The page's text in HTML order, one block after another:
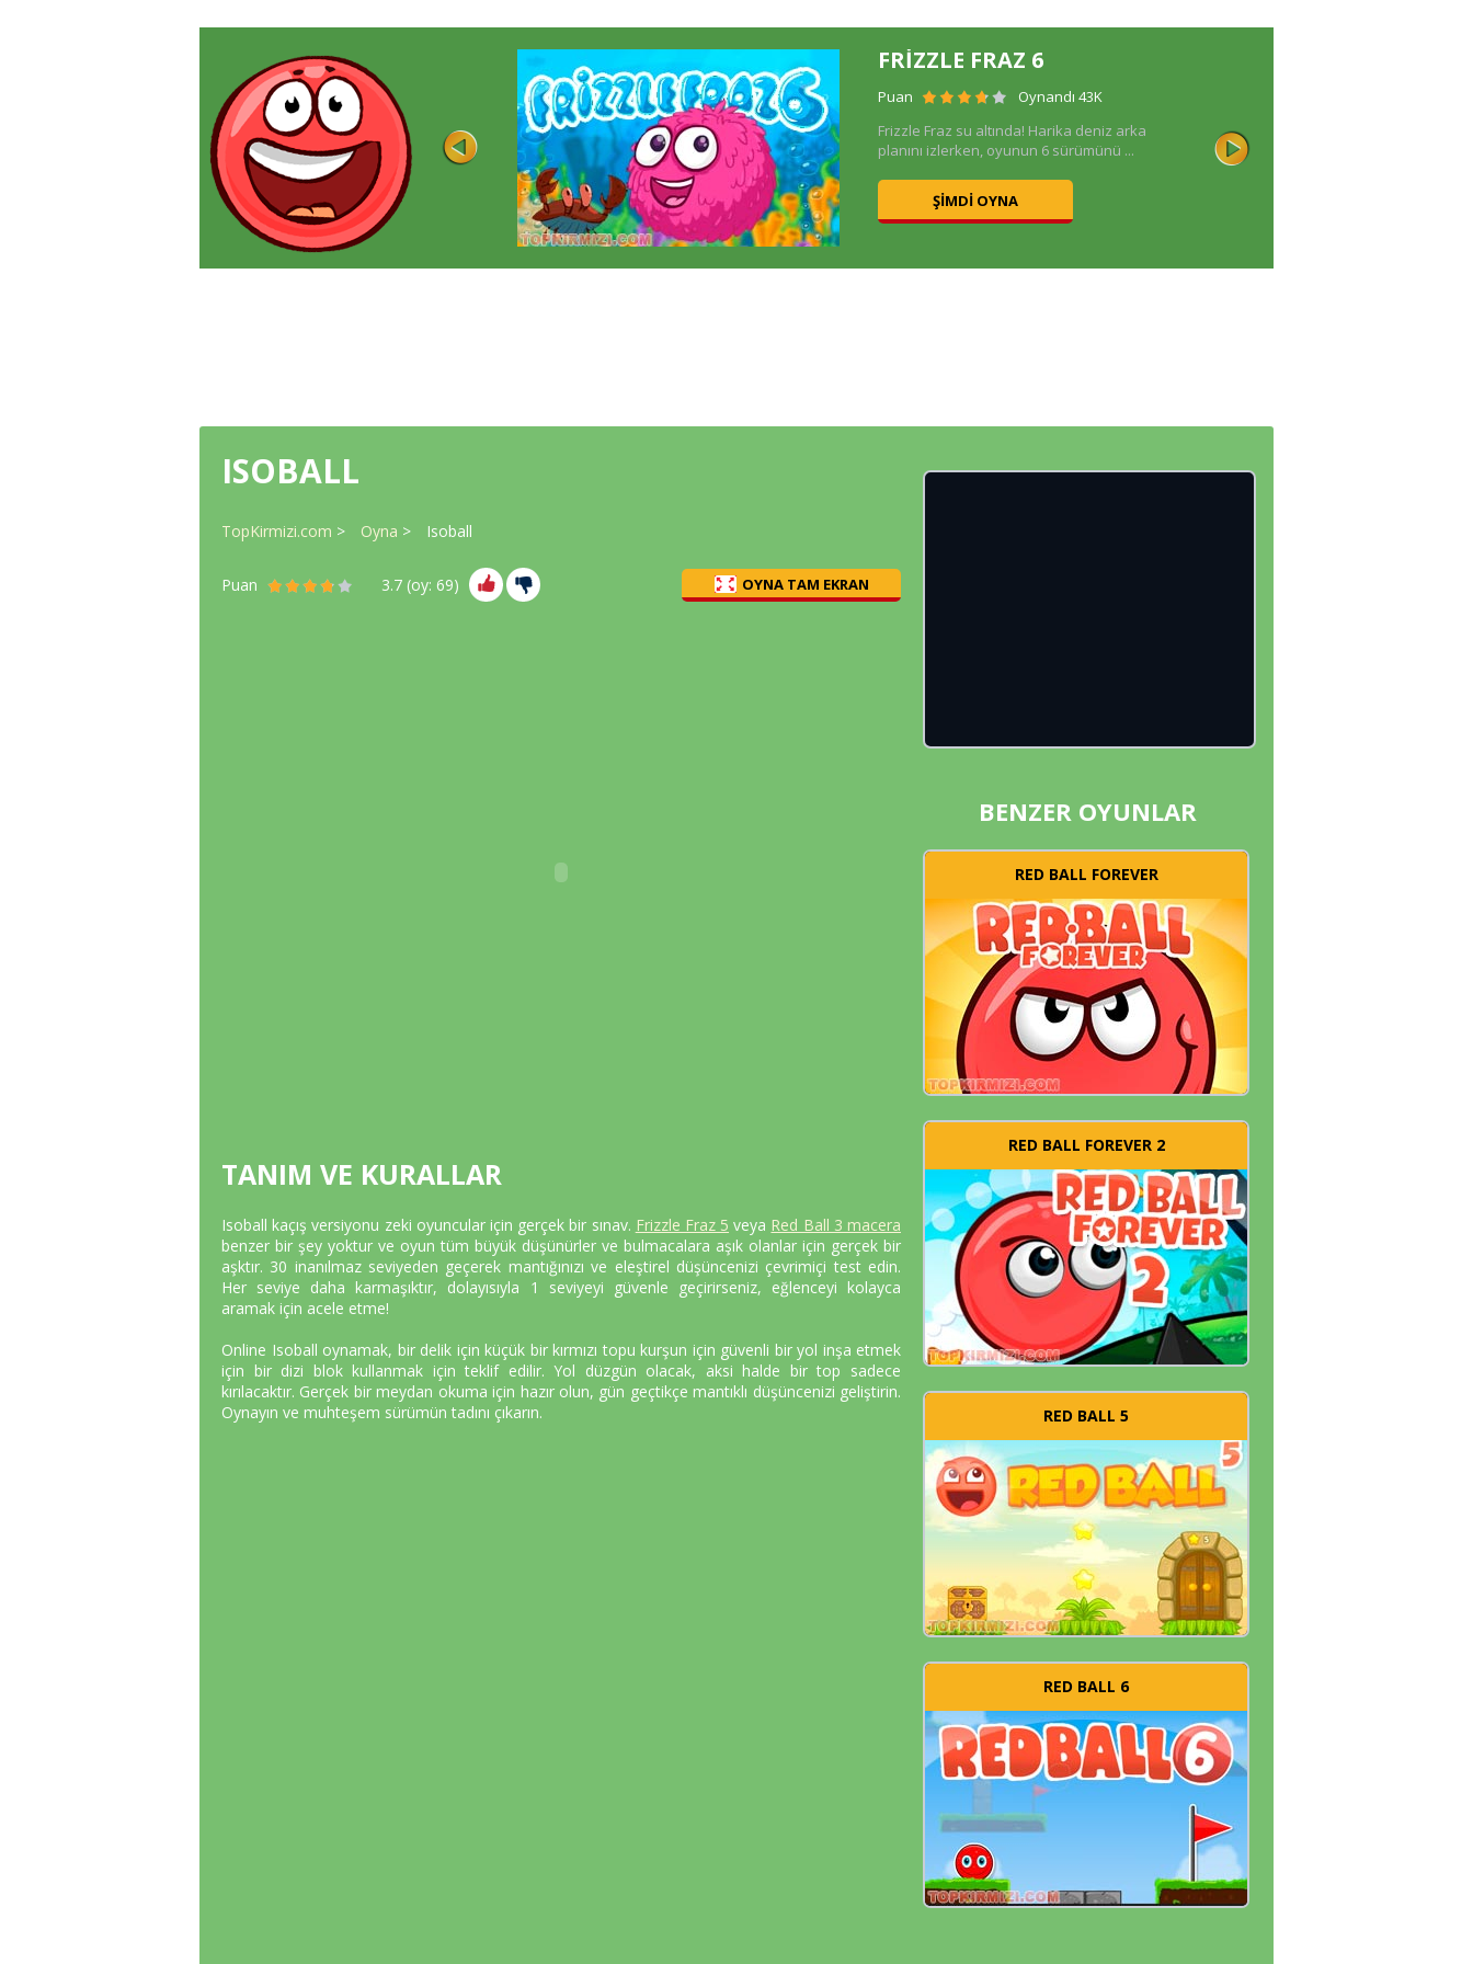
FRIZZLE FRAZ 5
Puan
Oynandı 43K
Frizzle Fraz favori karakterleri ile büyük
maceraların 30 seviyeleri tadını ...
ŞIMDI OYNA
FRIZZLE FRAZ 6
Puan
Oynandı 43K
Frizzle Fraz su altında! Harika deniz arka
planını izlerken, oyunun 6 sürümünü ...
ŞIMDI OYNA
ISOBALL
TopKirmizi.com Oyna Isoball
Puan 3.7 (oy: 69) OYNA TAM EKRAN
TANIM VE KURALLAR
Isoball kaçış versiyonu zeki oyuncular için gerçek bir sınav. Frizzle Fraz 5 veya Red Ball 3 macera
benzer bir şey yoktur ve oyun tüm büyük düşünürler ve bulmacalara aşık olanlar için gerçek bir
aşktır. 30 inanılmaz seviyeden geçerek mantığınızı ve eleştirel düşüncenizi çevrimiçi test edin.
Her seviye daha karmaşıktır, dolayısıyla 1 seviyeyi güvenle geçirirseniz, eğlenceyi kolayca
aramak için acele etme!
Online Isoball oynamak, bir delik için küçük bir kırmızı topu kurşun için güvenli bir yol inşa etmek
için bir dizi blok kullanmak için teklif edilir. Yol düzgün olacak, aksi halde bir top sadece
kırılacaktır. Gerçek bir meydan okuma için hazır olun, gün geçtikçe mantıklı düşüncenizi geliştirin.
Oynayın ve muhteşem sürümün tadını çıkarın.
BENZER OYUNLAR
RED BALL FOREVER
RED BALL FOREVER 2
RED BALL 5
RED BALL 6